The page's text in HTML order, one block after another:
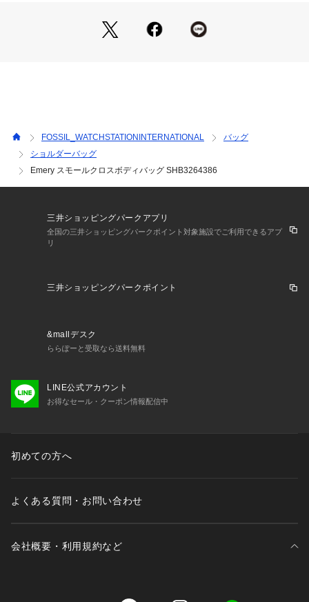
ってみえる場合がございます。
FOSSIL_WATCHSTATIONINTERNATIONAL
バッグ
ショルダーバッグ
Emery スモールクロスボディバッグ SHB3264386
三井ショッピングパークアプリ
全国の三井ショッピングパークポイント対象施設でご利用できるアプ
リ
三井ショッピングパークポイント
&mallデスク
ららぽーと受取なら送料無料
LINE公式アカウント
お得なセール・クーポン情報配信中
初めての方へ
よくある質問・お問い合わせ
会社概要・利用規約など